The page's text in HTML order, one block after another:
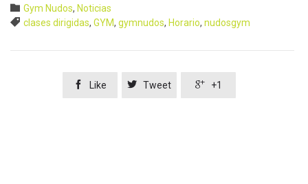
 Category
Gym Nudos, Noticias
 Tags
clases dirigidas, GYM, gymnudos, Horario, nudosgym
 Like  Tweet  +1